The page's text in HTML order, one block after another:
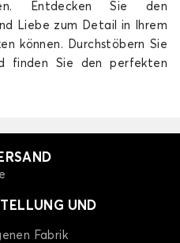
Entdecken Sie den
Liebe zum Detail in Ihrem
können. Durchstöbern Sie
finden Sie den perfekten
UND
Fabrik